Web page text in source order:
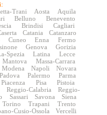
Trani Aosta
Aquila
Belluno
Benevento
Brindisi
Cagliari
Catania
Catanzaro
Cuneo Enna
Fermo
Genova
Gorizia
Spezia Latina
Lecce
Mantova
Massa-Carrara
Modena Napoli
Novara
Padova Palermo
Parma
Piacenza Pisa
Pistoia
Reggio-Calabria
Reggio-
Sassari Savona
Siena
Torino Trapani
Trento
Cusio-Ossola
Vercelli